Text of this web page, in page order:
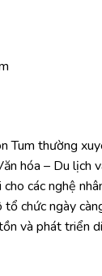
Tum thường
hóa – Du lịch
các nghệ
chức ngày
và phát triển